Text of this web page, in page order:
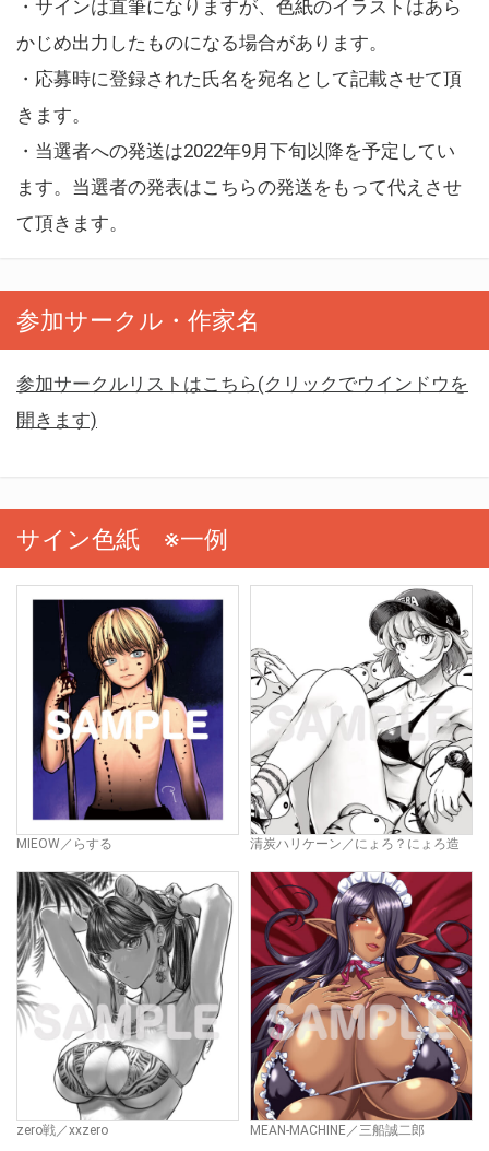
・サインは直筆になりますが、色紙のイラストはあら
かじめ出力したものになる場合があります。
・応募時に登録された氏名を宛名として記載させて頂
きます。
・当選者への発送は2022年9月下旬以降を予定してい
ます。当選者の発表はこちらの発送をもって代えさせ
て頂きます。
参加サークル・作家名
参加サークルリストはこちら(クリックでウインドウを
開きます)
サイン色紙 ※一例
MIEOW／らする 清炭ハリケーン／にょろ？にょろ造
zero戦／xxzero MEAN-MACHINE／三船誠二郎